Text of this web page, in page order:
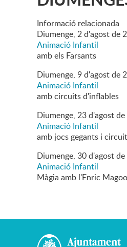
Informació relacionada
Diumenge, 2d'agostde
Animació Infantil
amb els Farsants
Diumenge, 9d'agostde
Animació Infantil
amb circuits d'inflables
Diumenge, 23d'agostde
Animació Infantil
amb jocs gegants i
Diumenge, 30d'agostde
Animació Infantil
Màgia amb l'Enric Magoo